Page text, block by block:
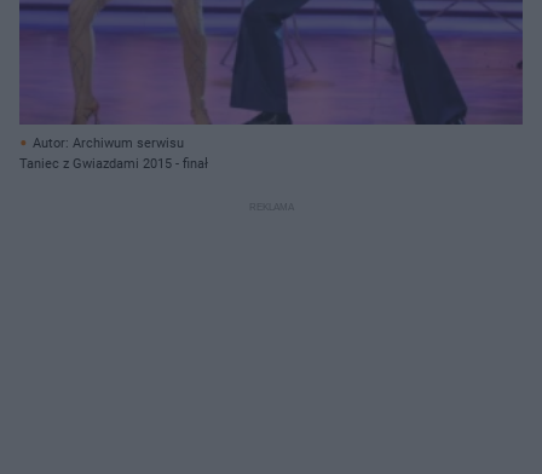
Autor: Archiwum serwisu
Taniec z Gwiazdami 2015 - finał